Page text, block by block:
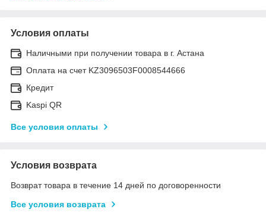
Условия оплаты
Наличными при получении товара в г. Астана
Оплата на счет KZ3096503F0008544666
Кредит
Kaspi QR
Все условия оплаты
Условия возврата
Возврат товара в течение 14 дней по договоренности
Все условия возврата